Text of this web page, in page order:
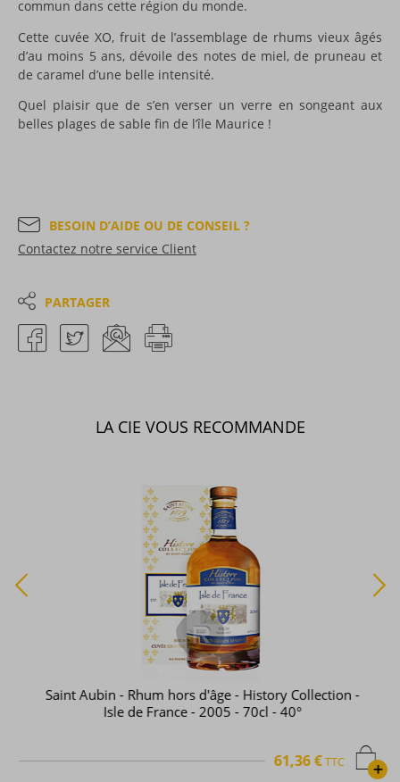
commun dans cette région du monde.
Cette cuvée XO, fruit de l’assemblage de rhums vieux âgés
d’au moins 5 ans, dévoile des notes de miel, de pruneau et
de caramel d’une belle intensité.
Quel plaisir que de s’en verser un verre en songeant aux
belles plages de sable fin de l’île Maurice !
BESOIN D’AIDE OU DE CONSEIL ?
Contactez notre service Client
PARTAGER
LA CIE VOUS RECOMMANDE
Saint Aubin - Rhum hors d'âge - History Collection -
Isle de France - 2005 - 70cl - 40°
+
61,36 €TTC